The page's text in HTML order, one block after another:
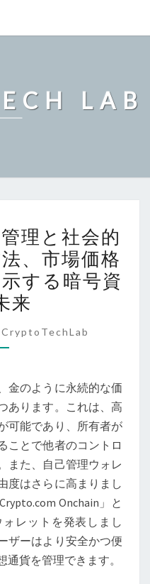
LAB
理と社会的
、市場価格
する暗号資
来
CryptoTechLab
金のように永続的な価
あります。これは、高
可能であり、所有者が
ことで他者のコントロ
また、自己管理ウォレ
度はさらに高まりまし
Onchain」と
レットを発表しまし
ザーはより安全かつ便
貨を管理できます。